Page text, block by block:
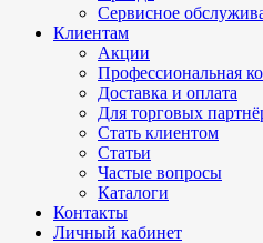
Сервисное
Клиентам
Акции
Профессиональная
Доставка и оплата
Для торговых
Стать клиентом
Статьи
Частые вопросы
Каталоги
Контакты
Личный кабинет